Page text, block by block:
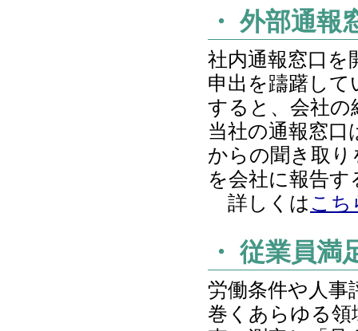
・ 外部通
社内通報窓口を
申出を躊躇し
すると、会社
当社の通報窓口
からの聞き取
を会社に報告
詳しくは こち
・ 従業員満
労働条件や人
巻くあらゆる領